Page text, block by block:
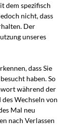
dem spezifisch
nicht, dass
Der
unseres
dass Sie
haben. So
während der
Wechseln von
Mal neu
nach Verlassen